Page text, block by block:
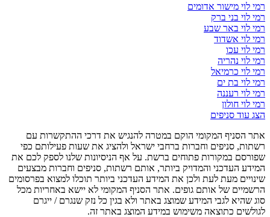
רמי לוי מישור אדומים
רמי לוי בני ברק
רמי לוי באר שבע
רמי לוי אשדוד
רמי לוי עכו
רמי לוי נהריה
רמי לוי כרמיאל
רמי לוי בת ים
רמי לוי רעננה
רמי לוי חולון
הצג עוד סניפים
אתר הסניף המקומי הוקם במטרה להנגיש את דרכי ההתקשרות עם
רשתות, סניפים וחברות ברחבי ישראל ולהציג את שעות פעילותם כפי
שפורסם במקורות פתוחים ברשת. על אף הניסיונות שלנו לספק לכם את
המידע העדכני והמדויק ביותר, אותם רשתות, סניפים וחברות מבצעים
שינויים מעת לעת ולכן את המידע העדכני ביותר תוכלו למצוא בפרסומים
הרשמיים של אותם גופים. אתר הסניף המקומי לא יישא באחריות מכל
סוג שהיא לגבי המידע שמוצג באתר ולא בגין כל נזק שנגרם / ייגרם
לגולשים כתוצאה משימוש במידע המוצג באתר זה.